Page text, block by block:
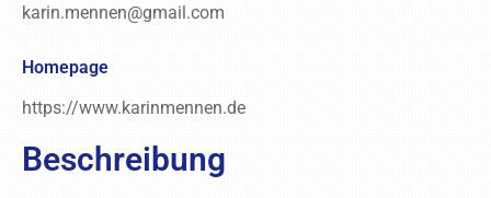
karin.mennen@gmail.com
Homepage
https://www.karinmennen.de
Beschreibung